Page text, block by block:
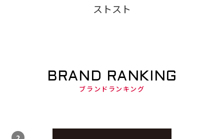
ストスト
BRAND RANKING
ブランドランキング